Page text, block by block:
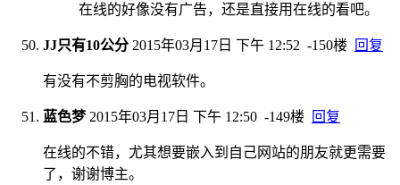
在线的好像没有广告，还是直接用在线的看吧。
JJ只有10公分 2015年03月17日 下午 12:52 -150楼 回复
有没有不剪胸的电视软件。
蓝色梦 2015年03月17日 下午 12:50 -149楼 回复
在线的不错，尤其想要嵌入到自己网站的朋友就更需要
了，谢谢博主。